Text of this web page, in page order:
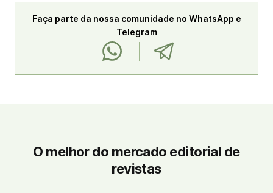
Faça parte da nossa comunidade no WhatsApp e
Telegram
O melhor do mercado editorial de
revistas